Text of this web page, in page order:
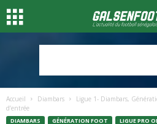
Accueil Diambars
Ligue 1- Diambars,
d’entrée
DIAMBARS GÉNÉRATION FOOT LIGUE PRO